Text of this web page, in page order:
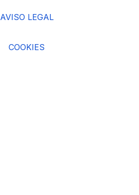
AVISO LEGAL
COOKIES